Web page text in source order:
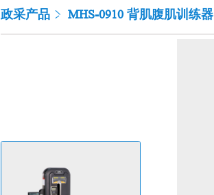
政采产品 MHS-0910 背肌腹肌训练器